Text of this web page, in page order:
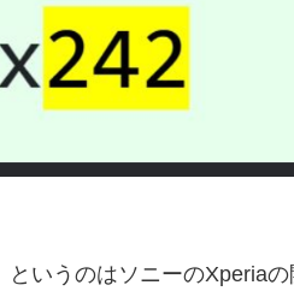
というのはソニーのXperia